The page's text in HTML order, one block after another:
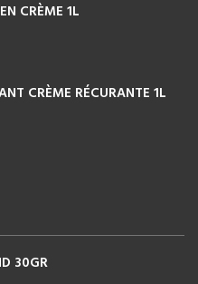
CRÈME 1L
CRÈME RÉCURANTE 1L
30GR